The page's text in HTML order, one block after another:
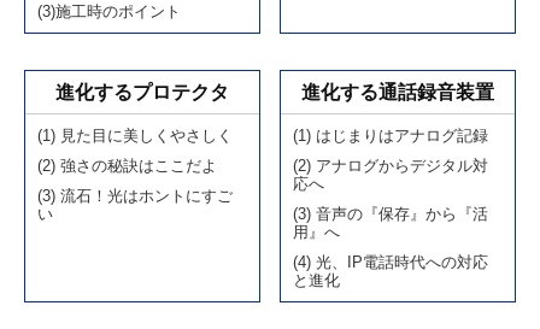
(3)施工時のポイント
進化するプロテクタ
(1) 見た目に美しくやさしく
(2) 強さの秘訣はここだよ
(3) 流石！光はホントにすご
い
進化する通話録音装置
(1) はじまりはアナログ記録
(2) アナログからデジタル対
応へ
(3) 音声の『保存』から『活
用』へ
(4) 光、IP電話時代への対応
と進化